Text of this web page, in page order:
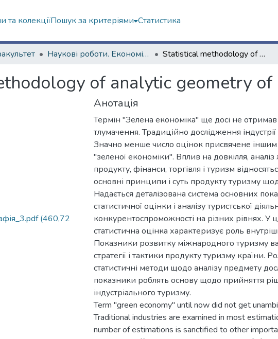
та колекціїПошук за критеріями Статистика
Наукові роботи. Економічний факультет Statistical methodology of analytic geometry of Creen economy
of analytic geometry of
(460,72
Анотація
Термін "Зелена економіка" ще досі не
тлумачення. Традиційно дослідження
Значно менше число оцінок присвячене
"зеленої економіки". Вплив на довкілля,
продукту, фінанси, торгівля і туризм
основні принципи і суть продукту туризму
Надається деталізована система основних
статистичної оцінки і аналізу туристської
конкурентоспроможності на різних рівнях. У
статистична оцінка характеризує роль
Показники розвитку міжнародного туризму
стратегії і тактики продукту туризму країни.
статистичні методи щодо аналізу предмету
показники роблять основу щодо прийняття
індустріального туризму.
Term "green economy" until now did not get
Traditional industries are examined in most
number of estimations is sanctified to other